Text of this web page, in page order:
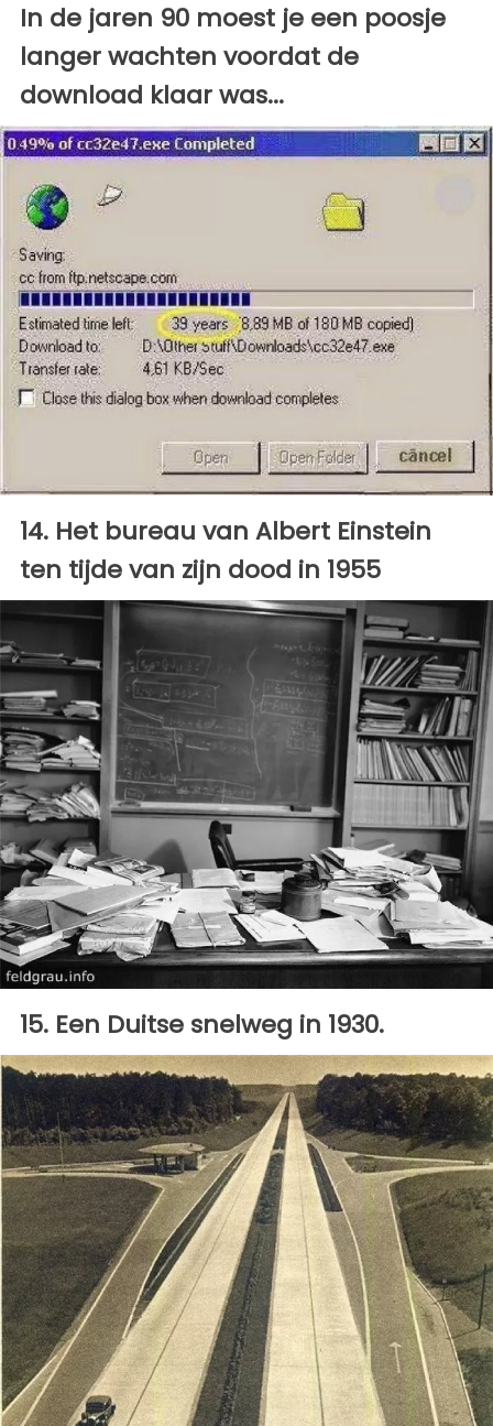
In de jaren 90 moest je een poosje
langer wachten voordat de
download klaar was...
14. Het bureau van Albert Einstein
ten tijde van zijn dood in 1955
15. Een Duitse snelweg in 1930.